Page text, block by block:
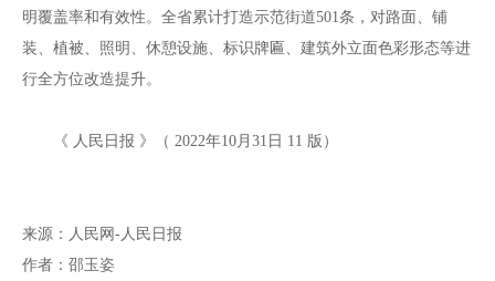
明覆盖率和有效性。全省累计打造示范街道501条，对路面、铺
装、植被、照明、休憩设施、标识牌匾、建筑外立面色彩形态等进
行全方位改造提升。
《 人民日报 》（ 2022年10月31日 11 版）
来源：人民网-人民日报
作者：邵玉姿